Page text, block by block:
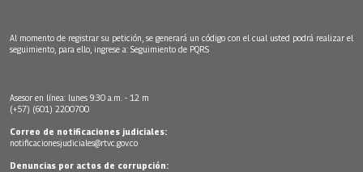
Al momento de registrar su petición, se generará un código con el cual usted podrá realizar el
seguimiento, para ello, ingrese a: Seguimiento de PQRS
Asesor en línea: lunes 9:30 a.m. - 12 m
(+57) (601) 2200700
Correo de notificaciones judiciales:
notificacionesjudiciales@rtvc.gov.co
Denuncias por actos de corrupción: